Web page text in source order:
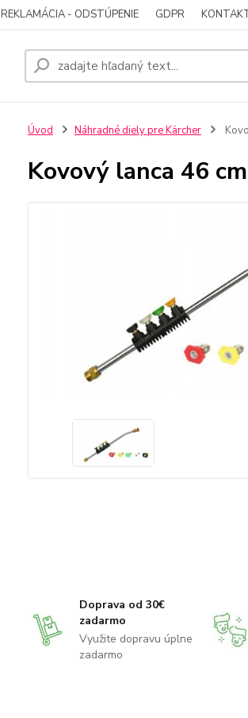
REKLAMÁCIA - ODSTÚPENIE GDPR
Úvod Náhradné diely pre Kärcher
Kovový lanca 46
Doprava od 30€
zadarmo
Využite dopravu úplne
zadarmo